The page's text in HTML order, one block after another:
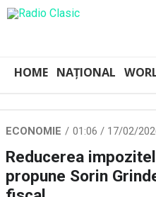
HOME NAȚIONAL
ECONOMIE 01:06 / 17/02/
Reducerea
propune Sorin